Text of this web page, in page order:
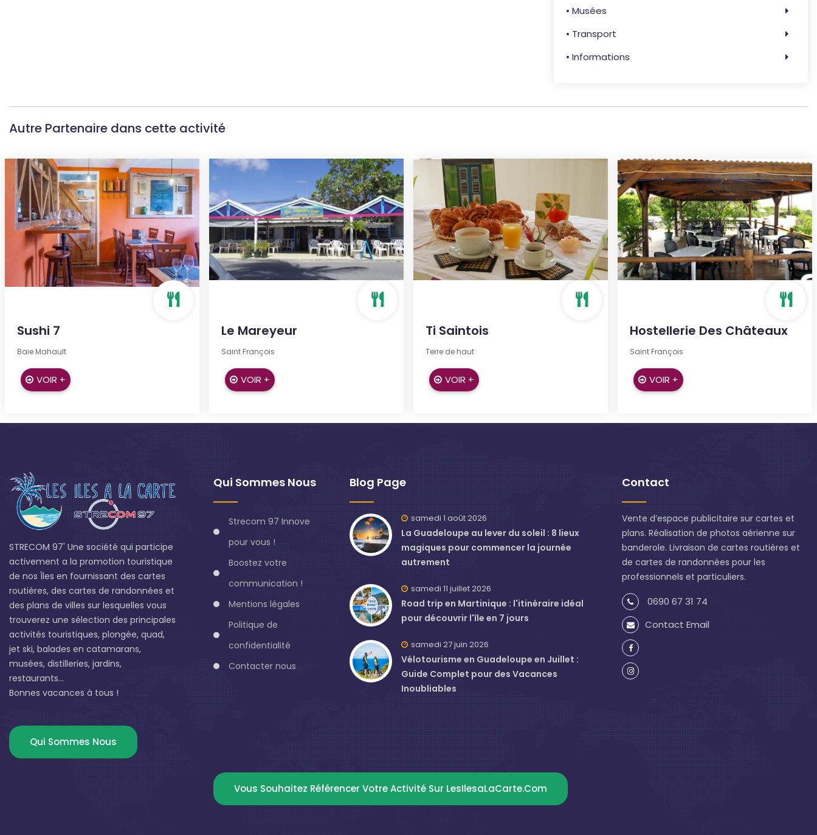
• Musées
• Transport
• Informations
Autre Partenaire dans cette activité
Sushi 7
Baie Mahault
VOIR +
Le Mareyeur
Saint François
VOIR +
Ti Saintois
Terre de haut
VOIR +
Hostellerie Des Châteaux
Saint François
VOIR +
STRECOM 97' Une société qui participe
activement a la promotion touristique
de nos Îles en fournissant des cartes
routières, des cartes de randonnées et
des plans de villes sur lesquelles vous
trouverez une sélection des principales
activités touristiques, plongée, quad,
jet ski, balades en catamarans,
musées, distilleries, jardins,
restaurants...
Bonnes vacances à tous !
Qui Sommes Nous
Qui Sommes Nous
Strecom 97 Innove
pour vous !
Boostez votre
communication !
Mentions légales
Politique de
confidentialité
Contacter nous
Blog Page
samedi 1 août 2026
La Guadeloupe au lever du soleil : 8 lieux
magiques pour commencer la journée
autrement
samedi 11 juillet 2026
Road trip en Martinique : l'itinéraire idéal
pour découvrir l'île en 7 jours
samedi 27 juin 2026
Vélotourisme en Guadeloupe en Juillet :
Guide Complet pour des Vacances
Inoubliables
Contact
Vente d’espace publicitaire sur cartes et
plans. Réalisation de photos aérienne sur
banderole. Livraison de cartes routières et
de cartes de randonnées pour les
professionnels et particuliers.
0690 67 31 74
Contact Email
Vous Souhaitez Référencer Votre Activité Sur LesIlesaLaCarte.com